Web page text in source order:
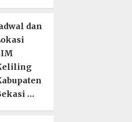
dan
…